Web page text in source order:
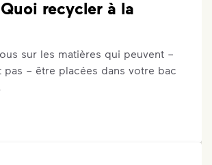
recycler à la
sur les matières qui peuvent –
pas – être placées dans votre bac